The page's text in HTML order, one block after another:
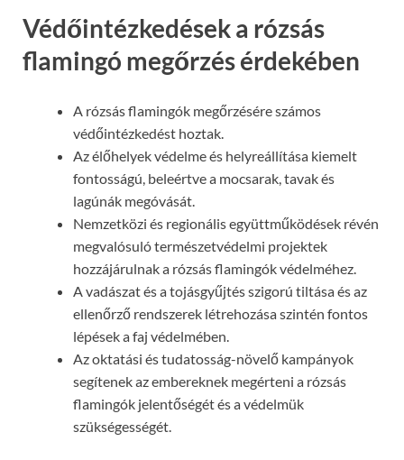
Védőintézkedések a rózsás
flamingó megőrzés érdekében
A rózsás flamingók megőrzésére számos
védőintézkedést hoztak.
Az élőhelyek védelme és helyreállítása kiemelt
fontosságú, beleértve a mocsarak, tavak és
lagúnák megóvását.
Nemzetközi és regionális együttműködések révén
megvalósuló természetvédelmi projektek
hozzájárulnak a rózsás flamingók védelméhez.
A vadászat és a tojásgyűjtés szigorú tiltása és az
ellenőrző rendszerek létrehozása szintén fontos
lépések a faj védelmében.
Az oktatási és tudatosság-növelő kampányok
segítenek az embereknek megérteni a rózsás
flamingók jelentőségét és a védelmük
szükségességét.